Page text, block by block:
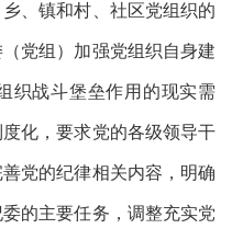
、镇和村、社区党组织的
党组）加强党组织自身建
织战斗堡垒作用的现实需
化，要求党的各级领导干
党的纪律相关内容，明确
的主要任务，调整充实党